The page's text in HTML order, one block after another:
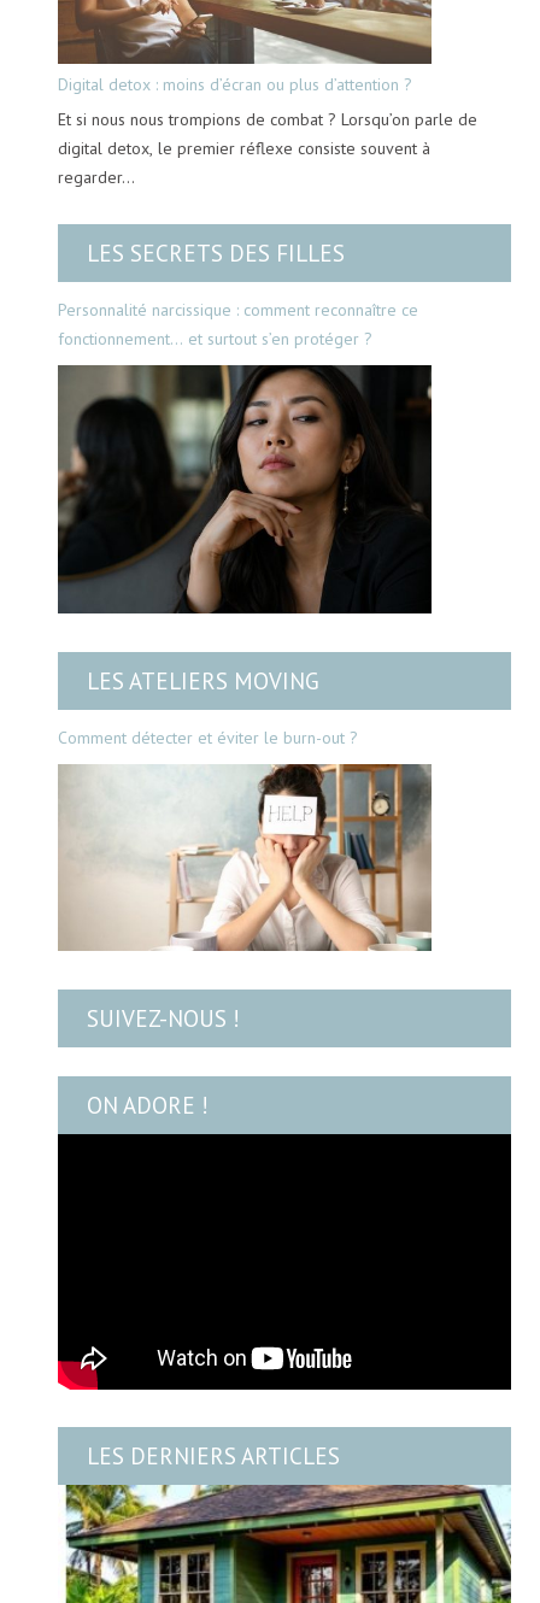
Digital detox : moins d’écran ou plus d’attention ?
Et si nous nous trompions de combat ? Lorsqu’on parle de
digital detox, le premier réflexe consiste souvent à
regarder…
LES SECRETS DES FILLES
Personnalité narcissique : comment reconnaître ce
fonctionnement… et surtout s’en protéger ?
LES ATELIERS MOVING
Comment détecter et éviter le burn-out ?
SUIVEZ-NOUS !
ON ADORE !
LES DERNIERS ARTICLES